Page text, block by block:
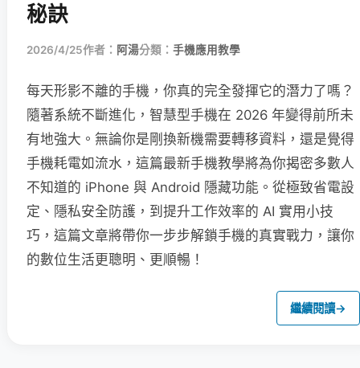
秘訣
2026/4/25作者： 阿湯分類： 手機應用教學
每天形影不離的手機，你真的完全發揮它的潛力了嗎？
隨著系統不斷進化，智慧型手機在 2026 年變得前所未
有地強大。無論你是剛換新機需要轉移資料，還是覺得
手機耗電如流水，這篇最新手機教學將為你揭密多數人
不知道的 iPhone 與 Android 隱藏功能。從極致省電設
定、隱私安全防護，到提升工作效率的 AI 實用小技
巧，這篇文章將帶你一步步解鎖手機的真實戰力，讓你
的數位生活更聰明、更順暢！
繼續閱讀→